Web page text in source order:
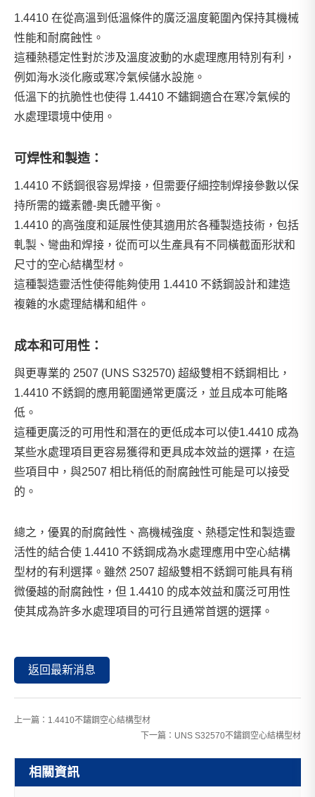
1.4410 在從高溫到低溫條件的廣泛溫度範圍內保持其機械
性能和耐腐蝕性。
這種熱穩定性對於涉及溫度波動的水處理應用特別有利，
例如海水淡化廠或寒冷氣候儲水設施。
低溫下的抗脆性也使得 1.4410 不鏽鋼適合在寒冷氣候的
水處理環境中使用。
可焊性和製造：
1.4410 不銹鋼很容易焊接，但需要仔細控制焊接參數以保
持所需的鐵素體-奧氏體平衡。
1.4410 的高強度和延展性使其適用於各種製造技術，包括
軋製、彎曲和焊接，從而可以生產具有不同橫截面形狀和
尺寸的空心結構型材。
這種製造靈活性使得能夠使用 1.4410 不銹鋼設計和建造
複雜的水處理結構和組件。
成本和可用性：
與更專業的 2507 (UNS S32570) 超級雙相不銹鋼相比，
1.4410 不銹鋼的應用範圍通常更廣泛，並且成本可能略
低。
這種更廣泛的可用性和潛在的更低成本可以使1.4410 成為
某些水處理項目更容易獲得和更具成本效益的選擇，在這
些項目中，與2507 相比稍低的耐腐蝕性可能是可以接受
的。
總之，優異的耐腐蝕性、高機械強度、熱穩定性和製造靈
活性的結合使 1.4410 不銹鋼成為水處理應用中空心結構
型材的有利選擇。雖然 2507 超級雙相不銹鋼可能具有稍
微優越的耐腐蝕性，但 1.4410 的成本效益和廣泛可用性
使其成為許多水處理項目的可行且通常首選的選擇。
返回最新消息
上一篇： 1.4410不鏽鋼空心結構型材
下一篇： UNS S32570不鏽鋼空心結構型材
相關資訊